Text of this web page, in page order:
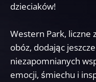
dzieciaków!
Western Park, liczne
obóz, dodając
niezapomnianych
emocji, śmiechu i